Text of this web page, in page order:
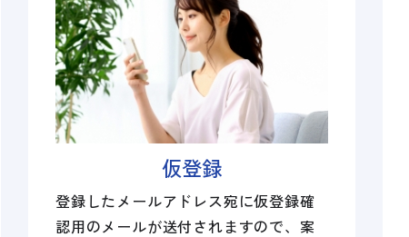
仮登録
登録したメールアドレス宛に仮登録確
認用のメールが送付されますので、案